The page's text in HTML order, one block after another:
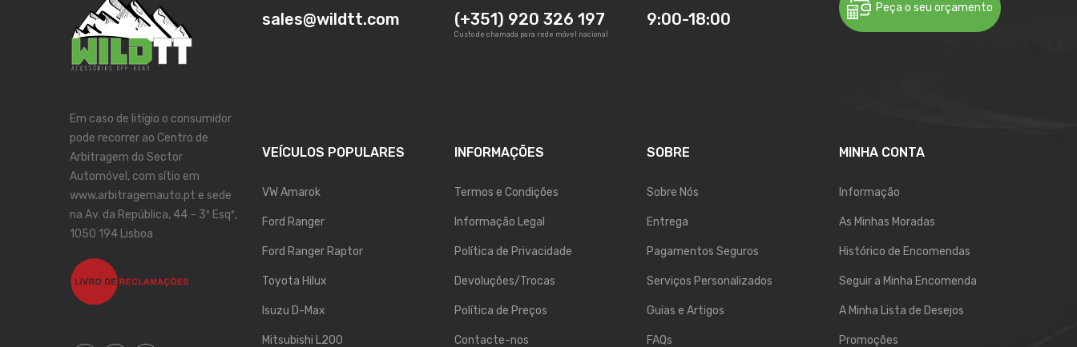
sales@wildtt.com (+351) 920 326 197
Custo de chamada para rede móvel nacional
9:00-18:00
Peça o seu orçamento
Em caso de litígio o consumidor
pode recorrer ao Centro de
Arbitragem do Sector
Automóvel, com sítio em
www.arbitragemauto.pt e sede
na Av. da República, 44 – 3º Esqº,
1050 194 Lisboa
VEÍCULOS POPULARES
VW Amarok
Ford Ranger
Ford Ranger Raptor
Toyota Hilux
Isuzu D-Max
Mitsubishi L200
INFORMAÇÕES
Termos e Condições
Informação Legal
Política de Privacidade
Devoluções/Trocas
Política de Preços
Contacte-nos
SOBRE
Sobre Nós
Entrega
Pagamentos Seguros
Serviços Personalizados
Guias e Artigos
FAQs
MINHA CONTA
Informação
As Minhas Moradas
Histórico de Encomendas
Seguir a Minha Encomenda
A Minha Lista de Desejos
Promoções